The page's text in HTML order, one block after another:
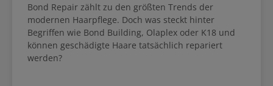
Bond Repair zählt zu den größten Trends der
modernen Haarpflege. Doch was steckt hinter
Begriffen wie Bond Building, Olaplex oder K18 und
können geschädigte Haare tatsächlich repariert
werden?